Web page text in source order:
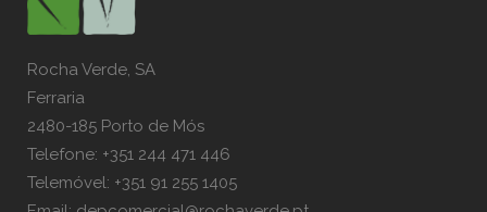
Rocha Verde, SA
Ferraria
2480-185 Porto de Mós
Telefone: +351 244 471 446
Telemóvel: +351 91 255 1405